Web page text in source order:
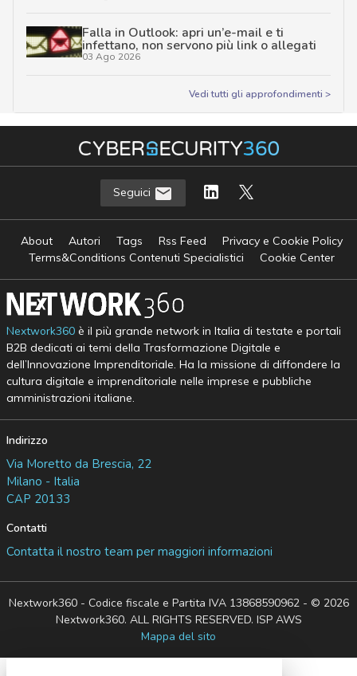
Falla in Outlook: apri un’e-mail e ti
infettano, non servono più link o allegati
03 Ago 2026
Vedi tutti gli approfondimenti >
Seguici
About Autori Tags Rss Feed
Privacy e Cookie Policy
Terms&Conditions Contenuti Specialistici
Cookie Center
Nextwork360è il più grande network in Italia di testate e portali
B2B dedicati ai temi della Trasformazione Digitale e
dell’Innovazione Imprenditoriale. Ha la missione di diffondere la
cultura digitale e imprenditoriale nelle imprese e pubbliche
amministrazioni italiane.
Indirizzo
Via Moretto da Brescia, 22
Milano - Italia
CAP 20133
Contatti
Contatta il nostro team per maggiori informazioni
Nextwork360 - Codice fiscale e Partita IVA 13868590962 - © 2026
Nextwork360. ALL RIGHTS RESERVED. ISP AWS
Mappa del sito